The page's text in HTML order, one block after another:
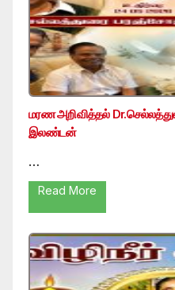
மரண அறிவித்தல்
இலண்டன்
…
Read More